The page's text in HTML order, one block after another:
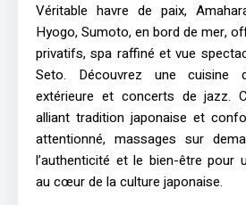
Véritable havre de paix,
Hyogo, Sumoto, en bord de mer,
privatifs, spa raffiné et vue
Seto. Découvrez une cuisine
extérieure et concerts de jazz.
alliant tradition japonaise et
attentionné, massages sur
l’authenticité et le bien-être pour
au cœur de la culture japonaise.